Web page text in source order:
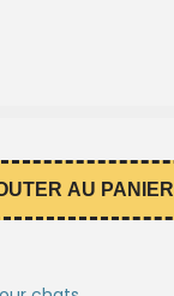
AU PANIER